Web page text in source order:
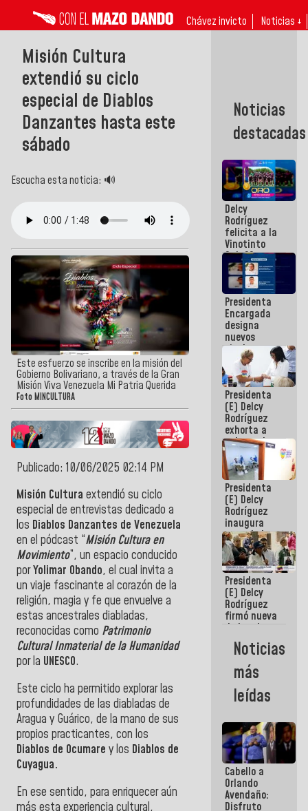
Chávez invicto Noticias ↓
Misión Cultura
extendió su ciclo
especial de Diablos
Danzantes hasta este
sábado
Escucha esta noticia: 🔊
Este esfuerzo se inscribe en la misión del
Gobierno Bolivariano, a través de la Gran
Misión Viva Venezuela Mi Patria Querida
Foto MINCULTURA
Publicado: 10/06/2025 02:14 PM
Misión Cultura extendió su ciclo
especial de entrevistas dedicado a
los Diablos Danzantes de Venezuela
en el pódcast “Misión Cultura en
Movimiento”, un espacio conducido
porYolimar Obando, el cual invita a
un viaje fascinante al corazón de la
religión, magia y fe que envuelve a
estas ancestrales diabladas,
reconocidas como Patrimonio
Cultural Inmaterial de la Humanidad
por la UNESCO.
Este ciclo ha permitido explorar las
profundidades de las diabladas de
Aragua y Guárico, de la mano de sus
propios practicantes, con los
Diablos de Ocumare y los Diablos de
Cuyagua.
En ese sentido, para enriquecer aún
más esta experiencia cultural,
Noticias
destacadas
Delcy
Rodríguez
felicita a la
Vinotinto
Sub 20
campeona
frente
México Sub
23 en los
Centroamericanos
Presidenta
Encargada
designa
nuevos
titulares en
Viceministerio
de Energía
Eléctrica y
CORPOELEC
Presidenta
(E) Delcy
Rodríguez
exhorta a
gobernadores
y alcaldes a
edificar
casas para
abuelos
Presidenta
(E) Delcy
Rodríguez
inaugura
casa de los
Abuelos
Primavera
en Caracas
Presidenta
(E) Delcy
Rodríguez
firmó nueva
de Ley de
Arrendamiento
aprobada
por la AN
Noticias
más
leídas
Cabello a
Orlando
Avendaño:
Disfruto